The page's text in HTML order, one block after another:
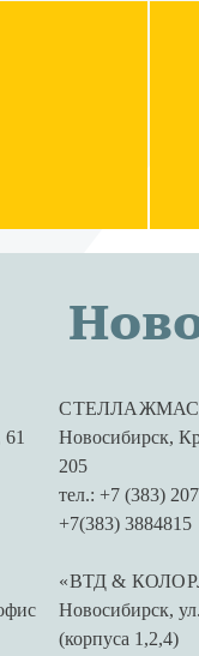
Новосибирск,
205
тел.: +7 (383)
+7(383) 3884815
«ВТД &
Новосибирск,
(корпуса 1,2,4)